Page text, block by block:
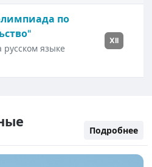
по
языке
XII
Подробнее